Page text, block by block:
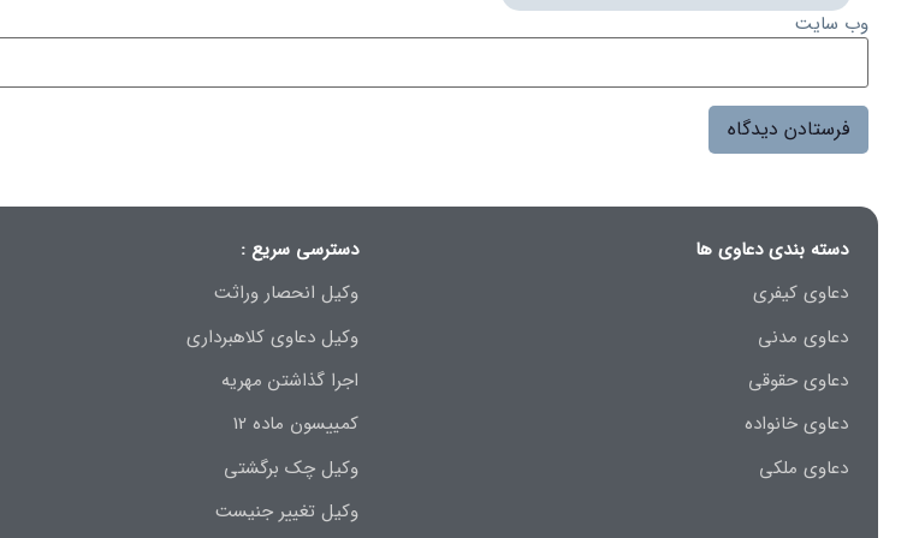
وب‌ سایت
دسته بندی دعاوی ها
دعاوی کیفری
دعاوی مدنی
دعاوی حقوقی
دعاوی خانواده
دعاوی ملکی
دسترسی سریع :
وکیل انحصار وراثت
وکیل دعاوی کلاهبرداری
اجرا گذاشتن مهریه
کمییسون ماده 12
وکیل چک برگشتی
وکیل تغییر جنیست